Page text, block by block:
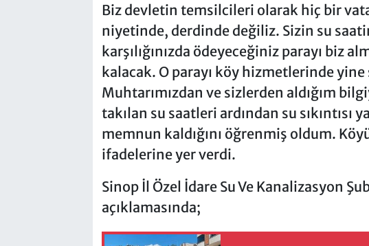
Biz devletin temsilcileri olarak hiç bir
niyetinde, derdinde değiliz. Sizin su
karşılığınızda ödeyeceğiniz parayı biz
kalacak. O parayı köy hizmetlerinde yine
Muhtarımızdan ve sizlerden aldığım
takılan su saatleri ardından su sıkıntısı
memnun kaldığını öğrenmiş oldum.
ifadelerine yer verdi.
Sinop İl Özel İdare Su Ve Kanalizasyon
açıklamasında;